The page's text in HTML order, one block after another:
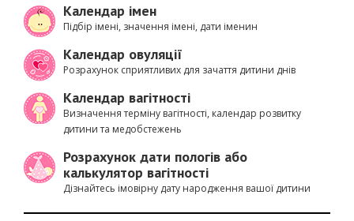
Календар імен
Підбір імені, значення імені, дати іменин
Календар овуляції
Розрахунок сприятливих для зачаття дитини днів
Календар вагітності
Визначення терміну вагітності, календар розвитку
дитини та медобстежень
Розрахунок дати пологів або
калькулятор вагітності
Дізнайтесь імовірну дату народження вашої дитини